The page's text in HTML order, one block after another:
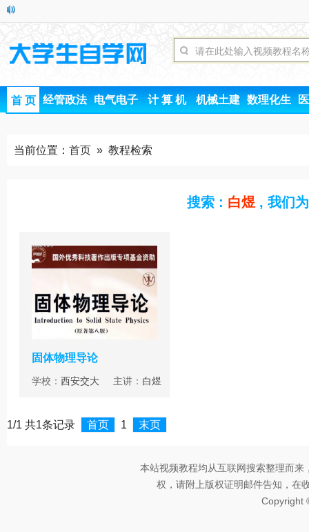
首 页 经管政法 电气电子 计 算 机 机械土建 数理化生
当前位置： 首页 » 教程检索
搜索 : 白煜 , 我们
固体物理导论
学校： 西安交大 主讲： 白煜
1/1 共1条记录 首页 1 末页
本站视频教程均从互联网搜索整理而
权，请附上版权证明邮件告知，在
Copyright